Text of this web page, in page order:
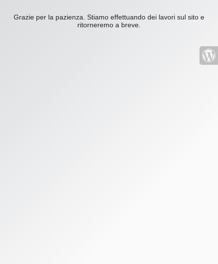
Grazie per la pazienza. Stiamo effettuando dei lavori sul sito e
ritorneremo a breve.